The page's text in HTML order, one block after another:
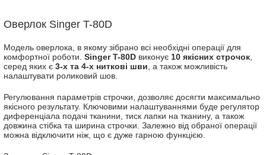
Оверлок Singer T-80D
Модель оверлока, в якому зібрано всі необхідні операції для
комфортної роботи. Singer T-80D виконує 10 якісних строчок
серед яких є 3-х та 4-х ниткові шви , а також можливість
налаштувати роликовий шов.
Регулювання параметрів строчки, дозволяє досягти максимально
якісного результату. Ключовими налаштуваннями буде регулятор
диференціала подачі тканини, тиск лапки на тканину, а також
довжина стібка та ширина строчки. Залежно від обраної операції
можна відключити ніж, що є дуже гарною функцією.